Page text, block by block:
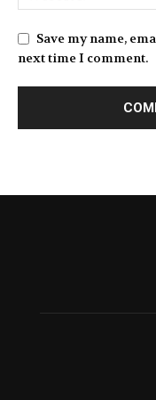
Save my name,
next time I comment.